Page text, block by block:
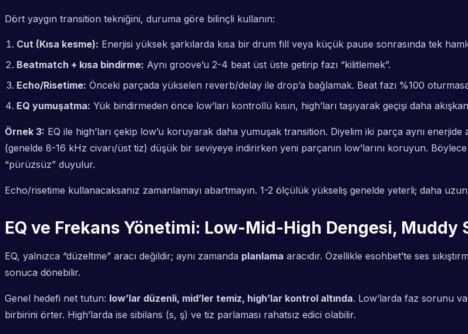
Dört yaygın transition tekniğini, duruma göre bilinçli kullanın:
Cut (Kısa kesme): Enerjisi yüksek şarkılarda kısa bir drum fill veya küçük pause sonrasında tek
Beatmatch + kısa bindirme: Aynı groove’u 2-4 beat üst üste getirip fazı “kilitlemek”.
Echo/Risetime: Önceki parçada yükselen reverb/delay ile drop’a bağlamak. Beat fazı %100
EQ yumuşatma: Yük bindirmeden önce low’ları kontrollü kısın, high’ları taşıyarak geçişi daha
Örnek 3: EQ ile high’ları çekip low’u koruyarak daha yumuşak transition. Diyelim iki parça aynı enerjide
(genelde 8-16 kHz civarı/üst tiz) düşük bir seviyeye indirirken yeni parçanın low’larını koruyun.
“pürüzsüz” duyulur.
Echo/risetime kullanacaksanız zamanlamayı abartmayın. 1-2 ölçülük yükseliş genelde yeterli; daha
EQ ve Frekans Yönetimi: Low-Mid-High Dengesi, Muddy
EQ, yalnızca “düzeltme” aracı değildir; aynı zamanda planlama aracıdır. Özellikle esohbet’te ses
sonuca dönebilir.
Genel hedefi net tutun: low’lar düzenli, mid’ler temiz, high’lar kontrol altında. Low’larda faz sorunu
birbirini örter. High’larda ise sibilans (s, ş) ve tiz parlaması rahatsız edici olabilir.